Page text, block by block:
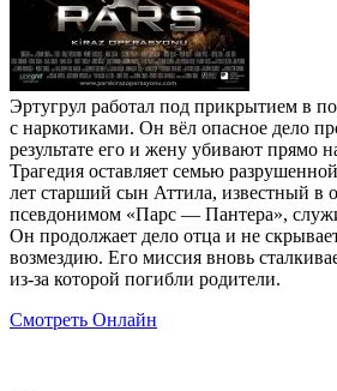
Эртугрул работал под прикрытием в
с наркотиками. Он вёл опасное дело
результате его и жену убивают прямо
Трагедия оставляет семью
лет старший сын Аттила, известный в
псевдонимом «Парс — Пантера»,
Он продолжает дело отца и не
возмездию. Его миссия вновь
из-за которой погибли родители.
Смотреть Онлайн